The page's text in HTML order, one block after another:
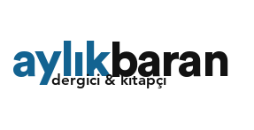
aylıkbaran
dergici & kitapçı